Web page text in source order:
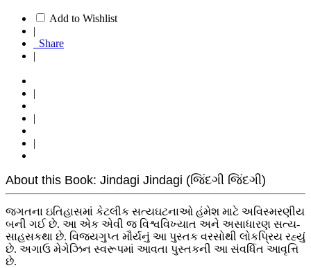
Add to Wishlist
|
Share
|
|
|
|
About this Book: Jindagi Jindagi (જિંદગી જિંદગી)
જગતના ઇતિહાસમાં કેટલીક સત્યઘટનાઓ હંમેશ માટે અવિસ્મરણીય
બની ગઈ છે. આ એક એવી જ વિશ્વવિખ્યાત અને અસાધારણ સત્ય-
સાહસકથા છે. વિજયગુપ્ત મૌર્યનું આ પુસ્તક વરસોથી લોકપ્રિય રહ્યું
છે. અગાઉ મેગેઝિન સ્વરૂપમાં આવતા પુસ્તકની આ સંવર્ધિત આવૃત્તિ
છે.